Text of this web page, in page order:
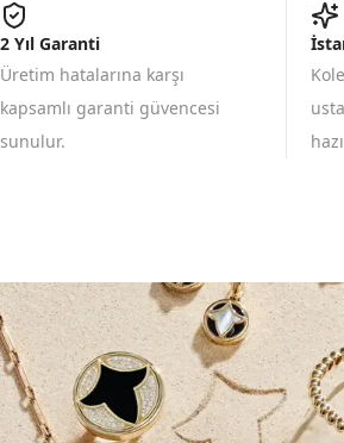
2 Yıl Garanti
Üretim hatalarına karşı
kapsamlı garanti güvencesi
sunulur.